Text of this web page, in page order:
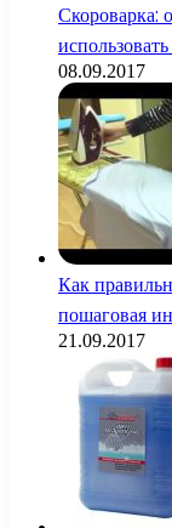
Скороварка:
08.09.2017
Как
пошаговая
21.09.2017